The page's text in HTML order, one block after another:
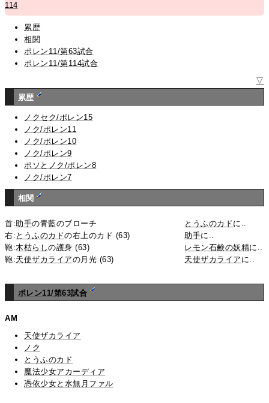
114
累歴
相関
ポレン11/第63試合
ポレン11/第114試合
▽
累歴
ノクセク/ポレン15
ノク/ポレン11
ノク/ポレン10
ノク/ポレン9
ポソとノク/ポレン8
ノク/ポレン7
相関
首:助手の青藍のブローチ
右: とうふのカドの右上のカド (63)
鞄:木枯らしの護身 (63)
鞄:天使ザカライアの月光 (63)
とうふのカドに..
助手に..
レモン石鹸の妖精に..
天使ザカライア に..
ポレン11/第63試合
AM
天使ザカライア
ノク
とうふのカド
魔法少女アカーディア
憑依少女と水無月ファル